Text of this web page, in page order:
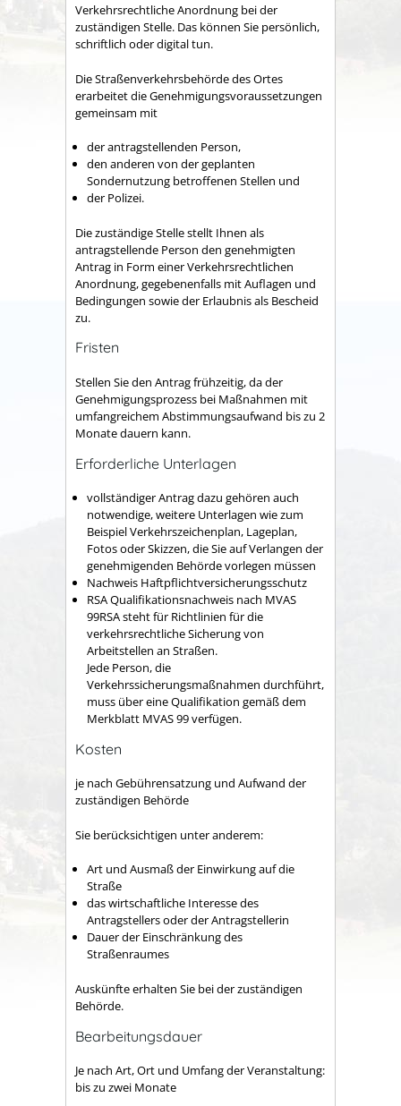
Verkehrsrechtliche Anordnung bei der
zuständigen Stelle. Das können Sie persönlich,
schriftlich oder digital tun.
Die Straßenverkehrsbehörde des Ortes
erarbeitet die Genehmigungsvoraussetzungen
gemeinsam mit
der antragstellenden Person,
den anderen von der geplanten
Sondernutzung betroffenen Stellen und
der Polizei.
Die zuständige Stelle stellt Ihnen als
antragstellende Person den genehmigten
Antrag in Form einer Verkehrsrechtlichen
Anordnung, gegebenenfalls mit Auflagen und
Bedingungen sowie der Erlaubnis als Bescheid
zu.
Fristen
Stellen Sie den Antrag frühzeitig, da der
Genehmigungsprozess bei Maßnahmen mit
umfangreichem Abstimmungsaufwand bis zu 2
Monate dauern kann.
Erforderliche Unterlagen
vollständiger Antrag dazu gehören auch
notwendige, weitere Unterlagen wie zum
Beispiel Verkehrszeichenplan, Lageplan,
Fotos oder Skizzen, die Sie auf Verlangen der
genehmigenden Behörde vorlegen müssen
Nachweis Haftpflichtversicherungsschutz
RSA Qualifikationsnachweis nach MVAS
99RSA steht für Richtlinien für die
verkehrsrechtliche Sicherung von
Arbeitstellen an Straßen.
Jede Person, die
Verkehrssicherungsmaßnahmen durchführt,
muss über eine Qualifikation gemäß dem
Merkblatt MVAS 99 verfügen.
Kosten
je nach Gebührensatzung und Aufwand der
zuständigen Behörde
Sie berücksichtigen unter anderem:
Art und Ausmaß der Einwirkung auf die
Straße
das wirtschaftliche Interesse des
Antragstellers oder der Antragstellerin
Dauer der Einschränkung des
Straßenraumes
Auskünfte erhalten Sie bei der zuständigen
Behörde.
Bearbeitungsdauer
Je nach Art, Ort und Umfang der Veranstaltung:
bis zu zwei Monate